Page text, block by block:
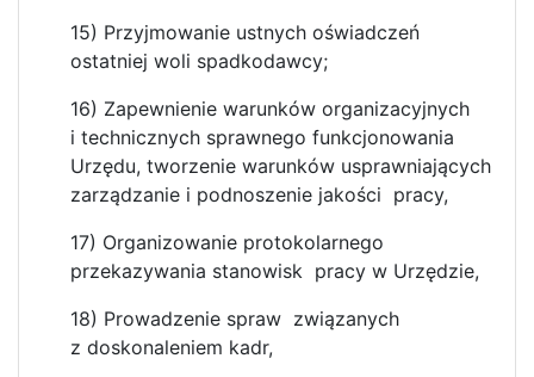
15) Przyjmowanie ustnych oświadczeń
ostatniej woli spadkodawcy;
16) Zapewnienie warunków organizacyjnych
i technicznych sprawnego funkcjonowania
Urzędu, tworzenie warunków usprawniających
zarządzanie i podnoszenie jakości pracy,
17) Organizowanie protokolarnego
przekazywania stanowisk pracy w Urzędzie,
18) Prowadzenie spraw związanych
z doskonaleniem kadr,